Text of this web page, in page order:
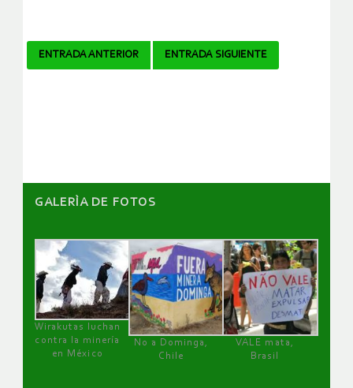
Navegador
ENTRADA ANTERIOR ENTRADA SIGUIENTE
GALERÌA DE FOTOS
Wirakutas luchan
contra la minería
en México
No a Dominga,
Chile
VALE mata,
Brasil